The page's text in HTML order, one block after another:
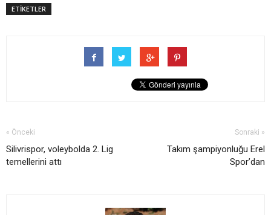
ETİKETLER
« Önceki
Silivrispor, voleybolda 2. Lig
temellerini attı
Sonraki »
Takım şampiyonluğu Erel
Spor’dan